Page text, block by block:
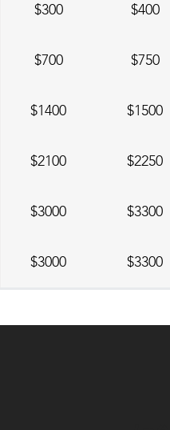
$300 $400
$700 $750
$1400 $1500
$2100 $2250
$3000 $3300
$3000 $3300